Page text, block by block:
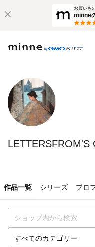
お買いも
minne
LETTERSFROM'S
作品一覧 シリーズ プロ